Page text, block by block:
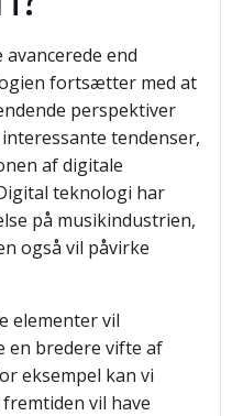
end
fortsætter med at
perspektiver
tendenser,
af digitale
teknologi har
på musikindustrien,
også vil påvirke
elementer vil
bredere vifte af
eksempel kan vi
vil have